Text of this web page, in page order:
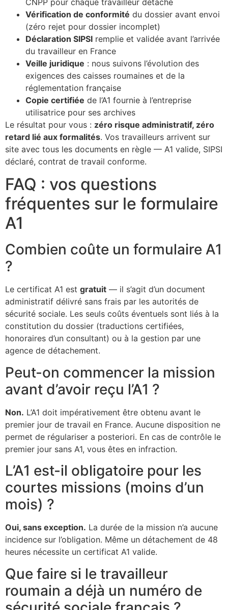
CNPP pour chaque travailleur détaché
Vérification de conformité du dossier avant envoi
(zéro rejet pour dossier incomplet)
Déclaration SIPSI remplie et validée avant l’arrivée
du travailleur en France
Veille juridique : nous suivons l’évolution des
exigences des caisses roumaines et de la
réglementation française
Copie certifiée de l’A1 fournie à l’entreprise
utilisatrice pour ses archives
Le résultat pour vous : zéro risque administratif, zéro
retard lié aux formalités. Vos travailleurs arrivent sur
site avec tous les documents en règle — A1 valide, SIPSI
déclaré, contrat de travail conforme.
FAQ : vos questions
fréquentes sur le formulaire
A1
Combien coûte un formulaire A1
?
Le certificat A1 est gratuit — il s’agit d’un document
administratif délivré sans frais par les autorités de
sécurité sociale. Les seuls coûts éventuels sont liés à la
constitution du dossier (traductions certifiées,
honoraires d’un consultant) ou à la gestion par une
agence de détachement.
Peut-on commencer la mission
avant d’avoir reçu l’A1 ?
Non. L’A1 doit impérativement être obtenu avant le
premier jour de travail en France. Aucune disposition ne
permet de régulariser a posteriori. En cas de contrôle le
premier jour sans A1, vous êtes en infraction.
L’A1 est-il obligatoire pour les
courtes missions (moins d’un
mois) ?
Oui, sans exception. La durée de la mission n’a aucune
incidence sur l’obligation. Même un détachement de 48
heures nécessite un certificat A1 valide.
Que faire si le travailleur
roumain a déjà un numéro de